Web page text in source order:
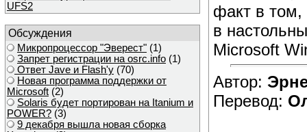
UFS2
Обсуждения
Микропроцессор "Эверест" (1)
Запрет регистрации на osrc.info (1)
Ответ Javе и Flash'у (70)
Новая программа поддержки от
Microsoft (2)
Solaris будет портирован на Itanium и
POWER? (3)
9 декабря вышла новая сборка
факт в том,
в
Microsoft
Автор:
Перевод: